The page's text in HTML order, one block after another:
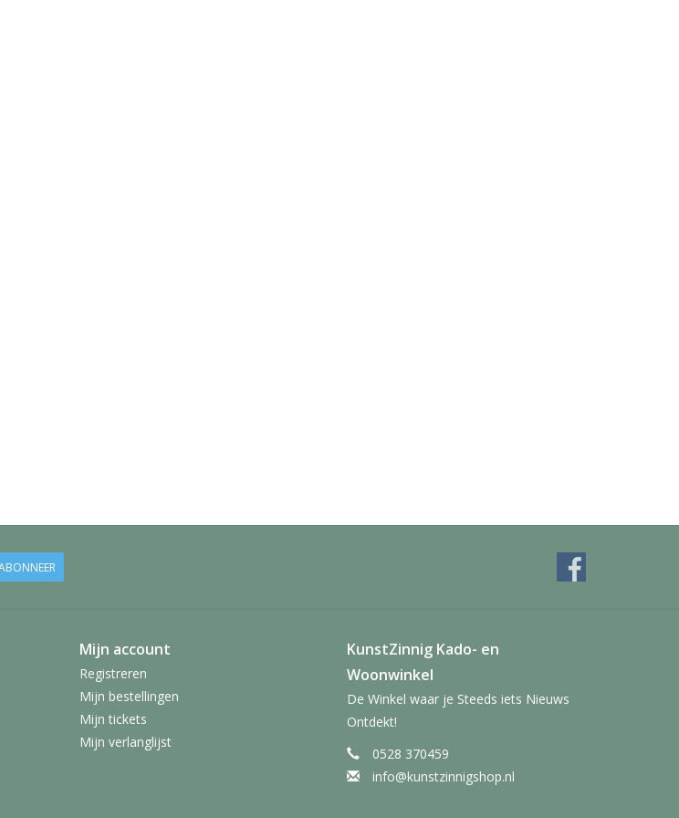
Mijn account
Registreren
Mijn bestellingen
Mijn tickets
Mijn verlanglijst
KunstZinnig Kado- en
Woonwinkel
De Winkel waar je Steeds iets Nieuws
Ontdekt!
0528 370459
info@kunstzinnigshop.nl